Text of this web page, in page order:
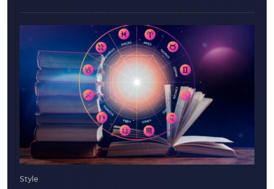
Style